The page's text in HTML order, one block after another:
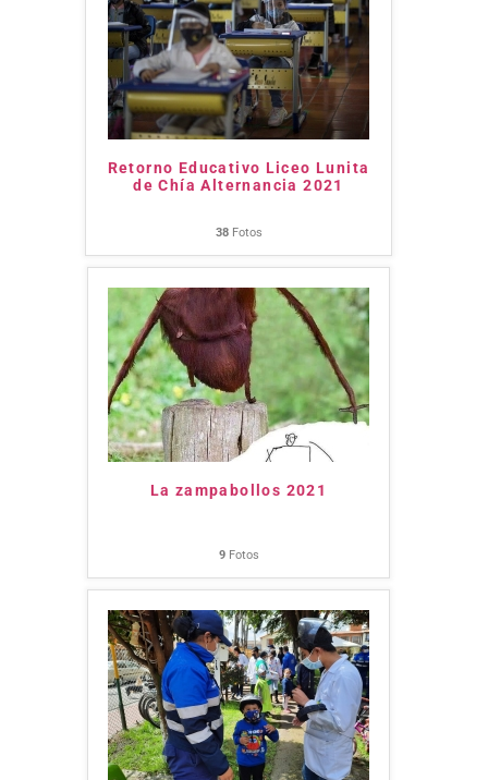
Retorno Educativo Liceo Lunita
de Chía Alternancia 2021
38Fotos
La zampabollos 2021
9Fotos